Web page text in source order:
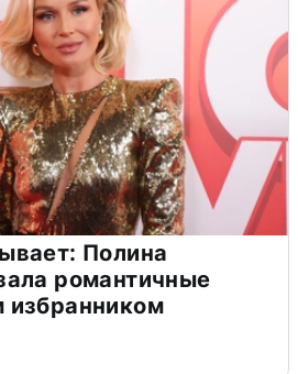
Полина
романтичные